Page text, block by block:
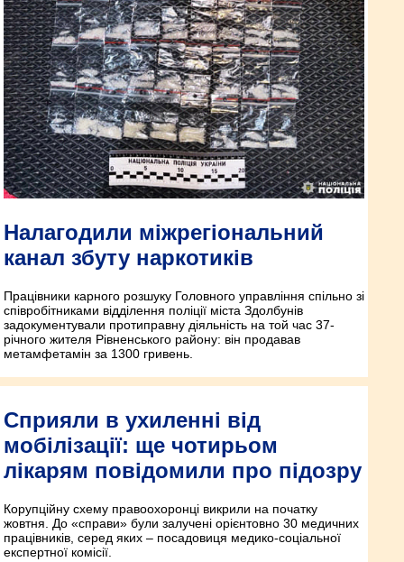
Налагодили міжрегіональний
канал збуту наркотиків
Працівники карного розшуку Головного управління спільно зі
співробітниками відділення поліції міста Здолбунів
задокументували протиправну діяльність на той час 37-
річного жителя Рівненського району: він продавав
метамфетамін за 1300 гривень.
Сприяли в ухиленні від
мобілізації: ще чотирьом
лікарям повідомили про підозру
Корупційну схему правоохоронці викрили на початку
жовтня. До «справи» були залучені орієнтовно 30 медичних
працівників, серед яких – посадовиця медико-соціальної
експертної комісії.